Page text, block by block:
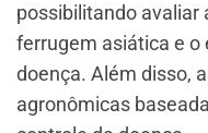
possibilitando avaliar
ferrugem asiática e o
doença. Além disso,
agronômicas